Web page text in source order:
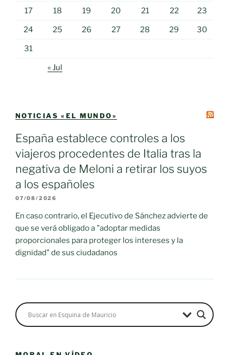
17 18 19 20 21 22 23
24 25 26 27 28 29 30
31
« Jul
NOTICIAS «EL MUNDO»
España establece controles a los
viajeros procedentes de Italia tras la
negativa de Meloni a retirar los suyos
a los españoles
07/08/2026
En caso contrario, el Ejecutivo de Sánchez advierte de
que se verá obligado a "adoptar medidas
proporcionales para proteger los intereses y la
dignidad" de sus ciudadanos